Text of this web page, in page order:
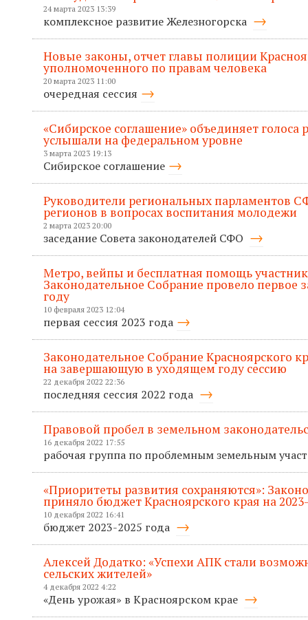
24 марта 2023 13:39
комплексное развитие Железногорска
Новые законы, отчет главы полиции
уполномоченного по правам человека
20 марта 2023 11:00
очередная сессия
«Сибирское соглашение» объединяет голоса
услышали на федеральном уровне
3 марта 2023 19:13
Сибирское соглашение
Руководители региональных парламентов
регионов в вопросах воспитания молодежи
2 марта 2023 20:00
заседание Совета законодателей СФО
Метро, вейпы и бесплатная помощь
Законодательное Собрание провело первое
году
10 февраля 2023 12:04
первая сессия 2023 года
Законодательное Собрание Красноярского
на завершающую в уходящем году сессию
22 декабря 2022 22:36
последняя сессия 2022 года
Правовой пробел в земельном
16 декабря 2022 17:55
рабочая группа по проблемным земельным
«Приоритеты развития сохраняются»:
приняло бюджет Красноярского края на
10 декабря 2022 16:41
бюджет 2023-2025 года
Алексей Додатко: «Успехи АПК стали
сельских жителей»
4 декабря 2022 4:22
«День урожая» в Красноярском крае